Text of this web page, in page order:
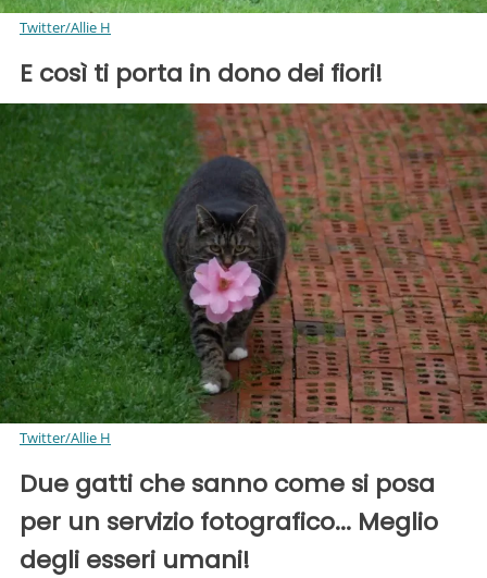
Twitter/Allie H
E così ti porta in dono dei fiori!
Twitter/Allie H
Due gatti che sanno come si posa
per un servizio fotografico... Meglio
degli esseri umani!